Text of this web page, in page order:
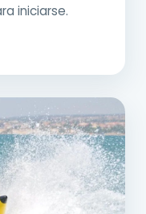
iniciarse.